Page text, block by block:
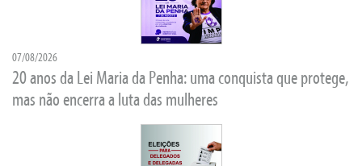
07/08/2026
20 anos da Lei Maria da Penha: uma conquista que protege,
mas não encerra a luta das mulheres